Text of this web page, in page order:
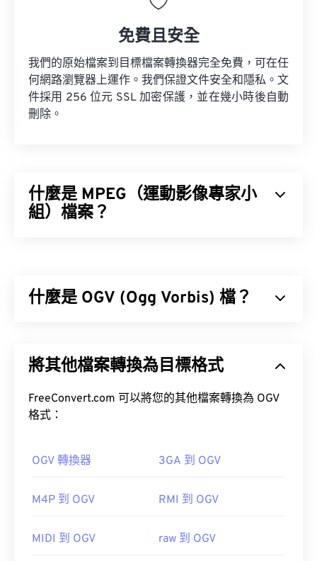
免費且安全
我們的原始檔案到目標檔案轉換器完全免費，可在任
何網路瀏覽器上運作。我們保證文件安全和隱私。文
件採用 256 位元 SSL 加密保護，並在幾小時後自動
刪除。
什麼是 MPEG（運動影像專家小
組）檔案？
案體積小但品質相對較高的影片檔案。 MPEG 檔案
如何開啟 MPEG 檔案？
MPEG 檔案幾乎總是使用作業系統預設的視訊播放器
開啟。
啟。在 Mac 系統中，它會在QuickTime
有時，開啟 MPEG 檔案需要使用第三方軟體，例如
什麼是 OGV (Ogg Vorbis) 檔？
碼器家族的一部分，由非營利組織Xiph.Org 基金會
分複用 (TDM)音訊、視訊、文字（字幕）和元資
料。
如何開啟 OGV 檔案？
將其他檔案轉換為目標格式
FreeConvert.com 可以將您的其他檔案轉換為 OGV
格式：
OGV 轉換器 3GA 到 OGV
M4P 到 OGV RMI 到 OGV
MIDI 到 OGV raw 到 OGV